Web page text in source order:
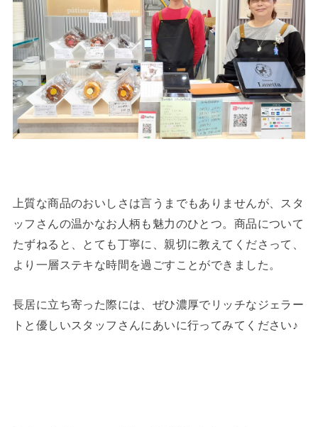
上質な商品のおいしさは言うまでもありませんが、スタ
ッフさんの温かなお人柄も魅力のひとつ。商品について
たずねると、とても丁寧に、親切に教えてくださって、
より一層ステキな時間を過ごすことができました。
長居に立ち寄った際には、ぜひ濃厚でリッチなジェラー
トと優しいスタッフさんにあいに行ってみてください♪